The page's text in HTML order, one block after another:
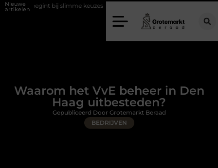
Nieuwe
artikelen
bij slimme keuzes Waarom kiezen voor een rijschool in Utrecht?
Waarom het VvE beheer in Den
Haag uitbesteden?
BEDRIJVEN
Gepubliceerd Door Grotemarkt Beraad